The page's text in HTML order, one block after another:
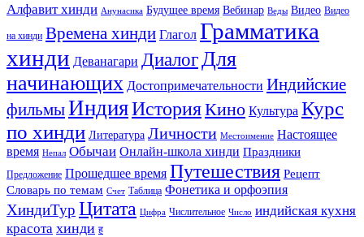
Алфавит хинди Анунасика Будущее время Вебинар Веды Видео Видео
на хинди Времена хинди Глагол Грамматика
хинди Деванагари Диалог Для
начинающих Достопримечательности Индийские
фильмыИндияИсторияКино Культура Курс
по хинди Литература Личности Местоимение Настоящее
время Непал Обычаи Онлайн-школа хинди Праздники
Предложение Прошедшее время Путешествия Рецепт
Словарь по темам Счет Таблица Фонетика и орфоэпия
ХиндиТур Цитата Цифра Числительное Число индийская кухня
красота хинди ह